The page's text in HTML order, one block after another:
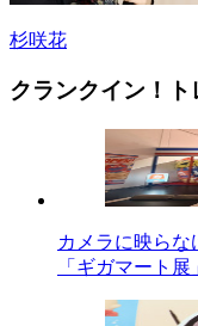
杉咲花
クランクイン！
カメラに映ら
「ギガマート